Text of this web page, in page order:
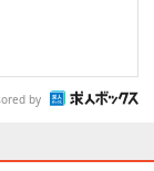
by